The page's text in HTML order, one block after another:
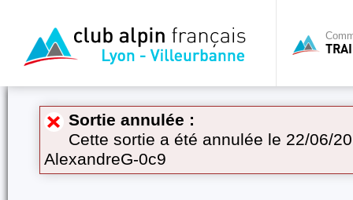
Sortie annulée :
Cette sortie a été annulée le 22/06/
AlexandreG-0c9